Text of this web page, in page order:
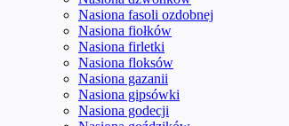
Nasiona fasoli ozdobnej
Nasiona fiołków
Nasiona firletki
Nasiona floksów
Nasiona gazanii
Nasiona gipsówki
Nasiona godecji